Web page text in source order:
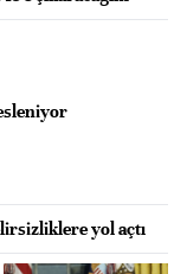
yol açtı